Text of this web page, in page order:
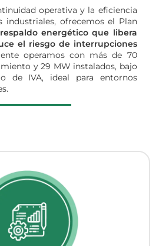
operativa y la eficiencia
industriales, ofrecemos el Plan
energético que libera
el riesgo de interrupciones
operamos con más de 70
y 29 MW instalados, bajo
de IVA, ideal para entornos